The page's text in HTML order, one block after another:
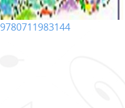
9780711983144